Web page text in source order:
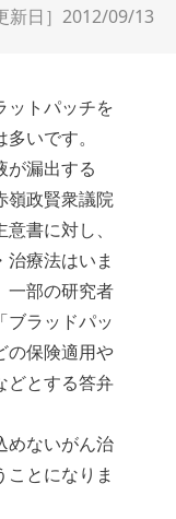
新日］ 2012/09/13
ットパッチを
いです。
が漏出する
嶺政賢衆議院
書に対し、
療法はいま
一部の研究者
ブラッドパッ
の保険適用や
どとする答弁
めないがん治
とになりま